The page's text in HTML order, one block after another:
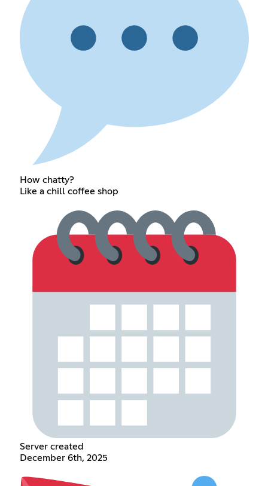
How chatty?
Like a chill coffee shop
Server created
December 6th, 2025